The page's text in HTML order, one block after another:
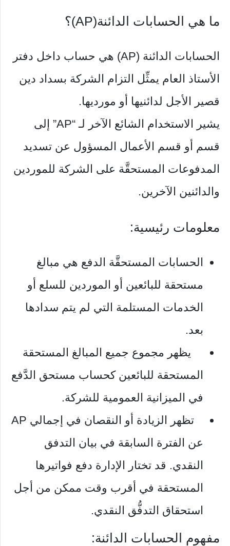
ما هي الحسابات الدائنة(AP)؟
الحسابات الدائنة (AP) هي حساب داخل دفتر
الأستاذ العام يمثِّل التزام الشركة بسداد دين
قصير الأجل لدائنيها أو مورديها.
يشير الاستخدام الشائع الآخر لـ “AP” إلى
قسم أو قسم الأعمال المسؤول عن تسديد
المدفوعات المستحقَّة على الشركة للموردين
والدائنين الآخرين.
معلومات رئيسية:
الحسابات المستحقَّة الدفع هي مبالغ
مستحقة للبائعين أو الموردين للسلع أو
الخدمات المستلمة التي لم يتم سدادها
بعد.
يظهر مجموع جميع المبالغ المستحقة
المستحقة للبائعين كحساب مستحق الدَّفع
في الميزانية العمومية للشركة.
تظهر الزيادة أو النقصان في إجمالي AP
عن الفترة السابقة في بيان التدفق
النقدي. قد تختار الإدارة دفع فواتيرها
المستحقة في أقرب وقت ممكن من أجل
استحقاق التدفُّق النقدي.
مفهوم الحسابات الدائنة: